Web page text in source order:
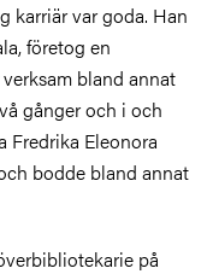
karriär var goda. Han
företog en
bland annat
gånger och i och
Fredrika Eleonora
bodde bland annat
på